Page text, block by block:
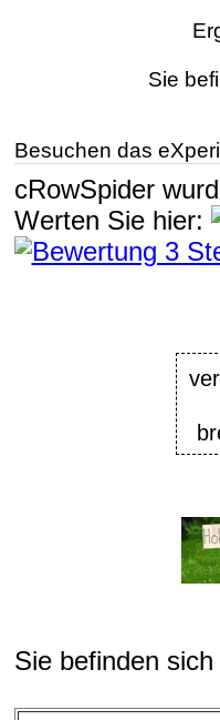
Sie
Besuchen das
cRowSpider
Werten Sie hier:
Sie befinden